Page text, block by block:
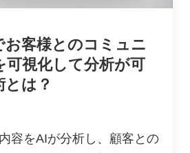
お客様とのコミュニ
可視化して分析が可
は？
容をAIが分析し、顧客との